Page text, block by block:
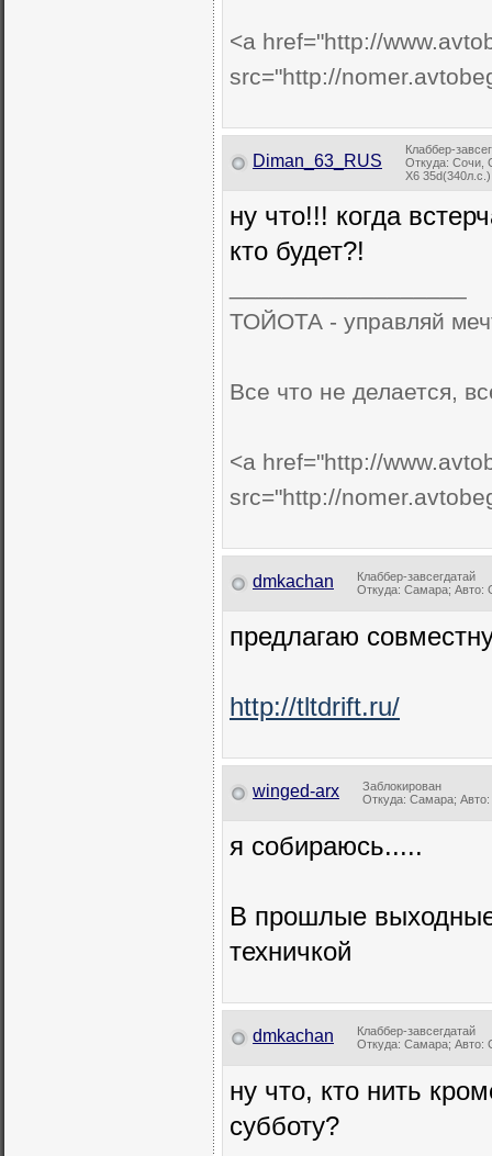
<a href="http://
src="http://
Diman_63_RUS
Клаббер-
Откуда: Сочи,
X6
ну что!!! когда
кто будет?!
ТОЙОТА - управляй
Все что не делается,
<a href="http://
src="http://
dmkachan
Клаббер-завсегдатай
Откуда: Самара; Авто:
предлагаю
http://tltdrift.ru/
winged-arx
Заблокирован
Откуда: Самара;
я собираюсь.....
В прошлые
техничкой
dmkachan
Клаббер-завсегдатай
Откуда: Самара; Авто:
ну что, кто нить
субботу?